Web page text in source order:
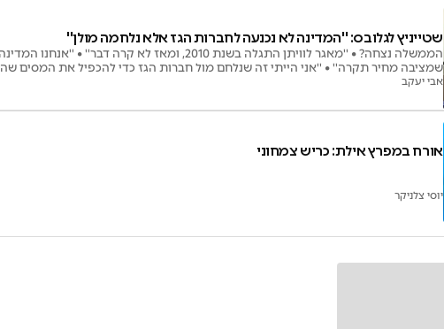
שטייניץ לגלובס: ''המדינה לא נכנעה לחברות הגז אלא נלחמה מולן''
הממשלה נצחה? • ''מאגר לוויתן התגלה בשנת 2010, ומאז לא קרה
שמציבה מחיר תקרה'' • ''אני הייתי זה שנלחם מול חברות הגז כדי להכפיל את המסים
אבי יעקב
אורח במפרץ אילת: כריש צמחוני
יוסי צלניקר